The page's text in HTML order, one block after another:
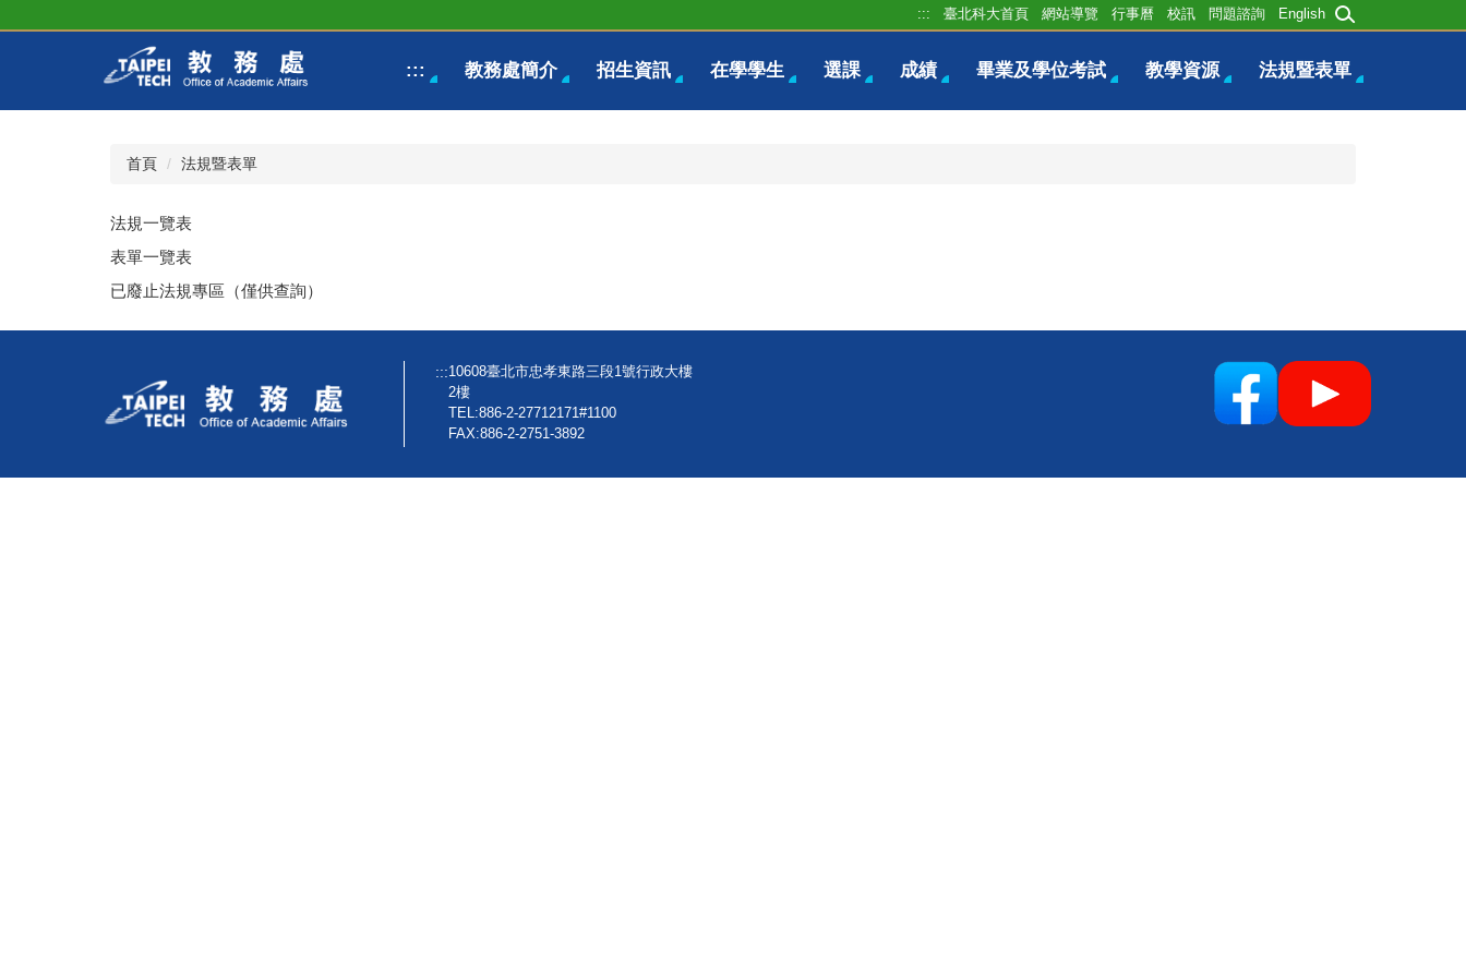
內
::: 教務處簡介 招生資訊 在學學生 選課 成績 畢業及學位考試 教學資源 法規暨表單
::: 臺北科大首頁 網站導覽 行事曆 校訊 問題諮詢 English
首頁 法規暨表單
法規一覽表
表單一覽表
已廢止法規專區（僅供查詢）
:::10608臺北市忠孝東路三段1號行政大樓
2樓
TEL:886-2-27712171#1100
FAX:886-2-2751-3892